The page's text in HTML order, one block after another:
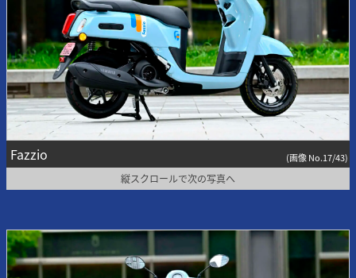
Fazzio (画像 No.17/43)
縦スクロールで次の写真へ